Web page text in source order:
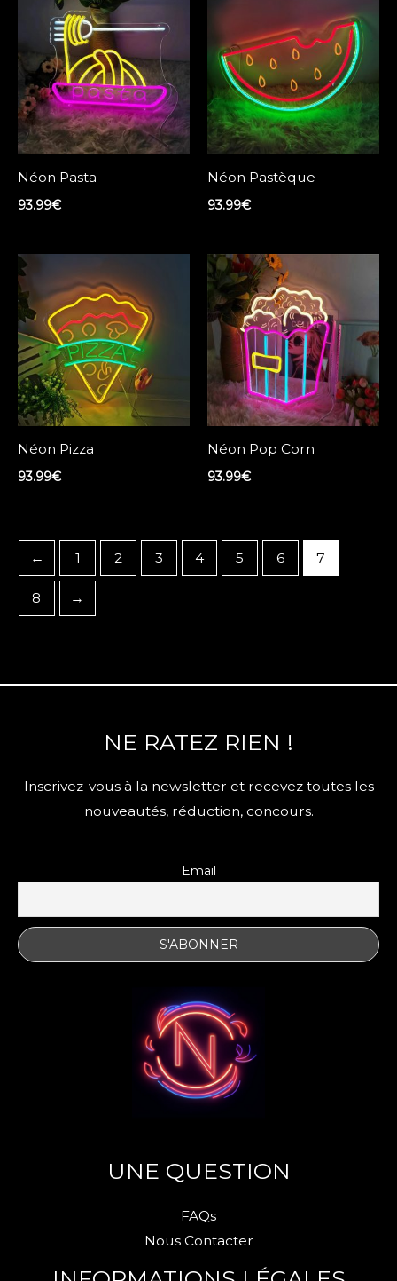
Néon Pasta
93.99€
Néon Pastèque
93.99€
Néon Pizza
93.99€
Néon Pop Corn
93.99€
← 1 2 3 4 5 6 7
8 →
NE RATEZ RIEN !
Inscrivez-vous à la newsletter et recevez toutes les
nouveautés, réduction, concours.
Email
UNE QUESTION
FAQs
Nous Contacter